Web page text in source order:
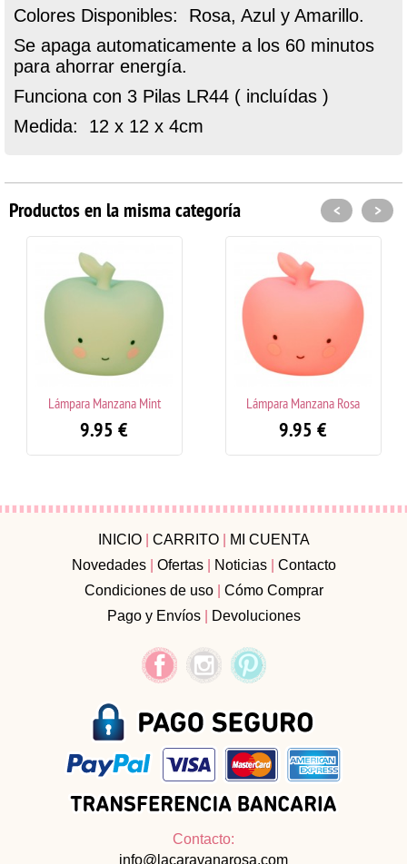
Colores Disponibles: Rosa, Azul y Amarillo.
Se apaga automaticamente a los 60 minutos
para ahorrar energía.
Funciona con 3 Pilas LR44 ( incluídas )
Medida: 12 x 12 x 4cm
Productos en la misma categoría
Lámpara Manzana Mint
€
Lámpara Manzana Rosa
€
< >
INICIO| CARRITO|
MI CUENTA
Novedades| Ofertas| Noticias| Contacto
Condiciones de uso| Cómo Comprar
Pago y Envíos| Devoluciones
Contacto:
info@lacaravanarosa.com